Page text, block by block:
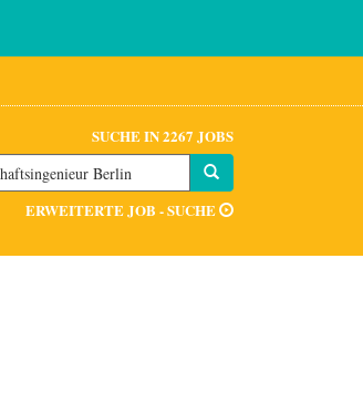
SUCHE IN 2267 JOBS
ERWEITERTE JOB - SUCHE